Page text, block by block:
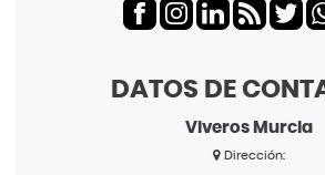
DATOS DE
Viveros Murcia
Dirección: